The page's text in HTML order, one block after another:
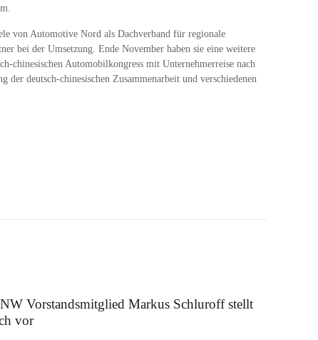
von Automotive Nord als Dachverband für regionale
bei der Umsetzung. Ende November haben sie eine weitere
chinesischen Automobilkongress mit Unternehmerreise nach
deutsch-chinesischen Zusammenarbeit und verschiedenen
Vorstandsmitglied Markus Schluroff stellt
vor